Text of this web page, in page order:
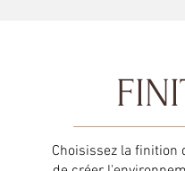
Choisissez la finition